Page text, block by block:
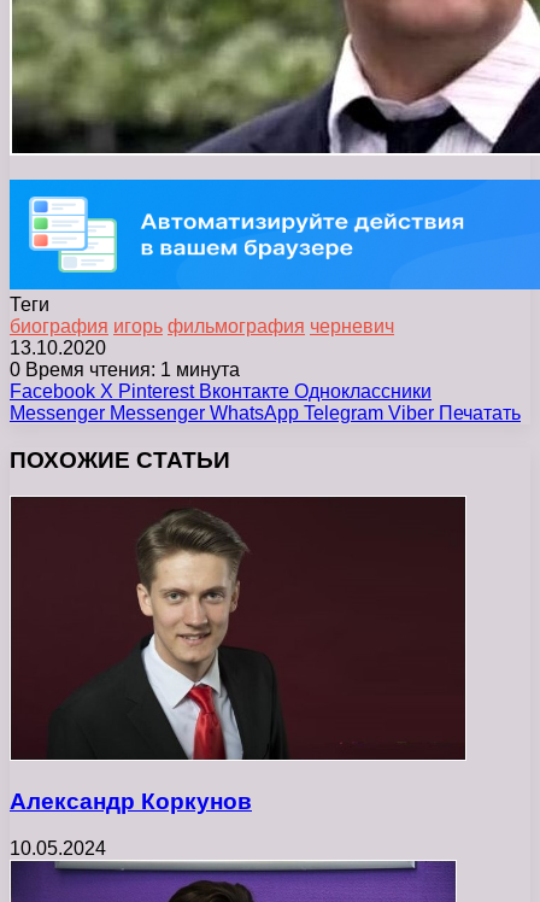
Теги
биография игорь фильмография черневич
13.10.2020
0 Время чтения: 1 минута
Facebook X Pinterest Вконтакте Одноклассники
Messenger Messenger WhatsApp Telegram Viber Печатать
ПОХОЖИЕ СТАТЬИ
Александр Коркунов
10.05.2024